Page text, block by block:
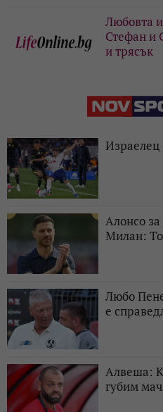
Любовта
Стефан и
и трясък
Израелец
Алонсо
Милан:
Любо
е
Алвеша:
губим